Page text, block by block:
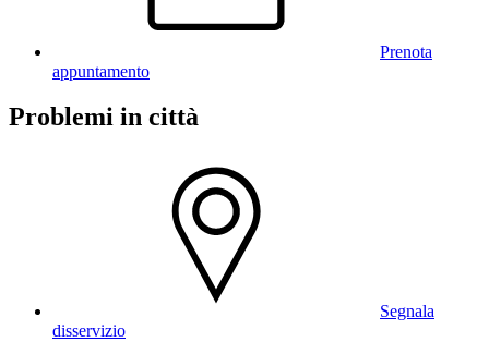
Prenota
appuntamento
Problemi in città
Segnala
disservizio